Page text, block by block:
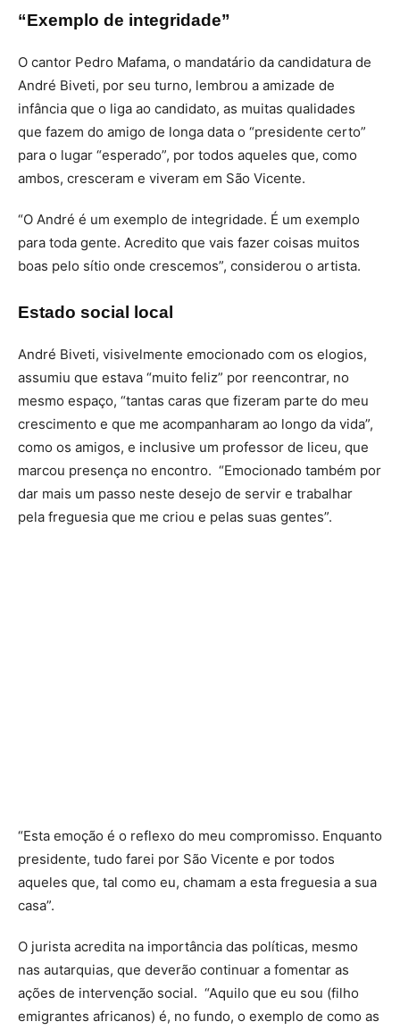
“Exemplo de integridade”
O cantor Pedro Mafama, o mandatário da candidatura de
André Biveti, por seu turno, lembrou a amizade de
infância que o liga ao candidato, as muitas qualidades
que fazem do amigo de longa data o “presidente certo”
para o lugar “esperado”, por todos aqueles que, como
ambos, cresceram e viveram em São Vicente.
“O André é um exemplo de integridade. É um exemplo
para toda gente. Acredito que vais fazer coisas muitos
boas pelo sítio onde crescemos”, considerou o artista.
Estado social local
André Biveti, visivelmente emocionado com os elogios,
assumiu que estava “muito feliz” por reencontrar, no
mesmo espaço, “tantas caras que fizeram parte do meu
crescimento e que me acompanharam ao longo da vida”,
como os amigos, e inclusive um professor de liceu, que
marcou presença no encontro. “Emocionado também por
dar mais um passo neste desejo de servir e trabalhar
pela freguesia que me criou e pelas suas gentes”.
“Esta emoção é o reflexo do meu compromisso. Enquanto
presidente, tudo farei por São Vicente e por todos
aqueles que, tal como eu, chamam a esta freguesia a sua
casa”.
O jurista acredita na importância das políticas, mesmo
nas autarquias, que deverão continuar a fomentar as
ações de intervenção social. “Aquilo que eu sou (filho
emigrantes africanos) é, no fundo, o exemplo de como as